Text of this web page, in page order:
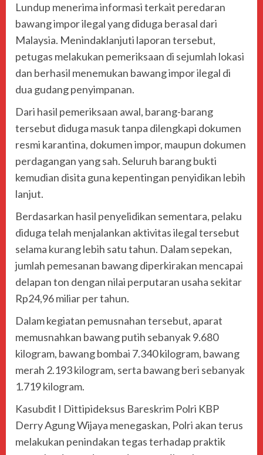
Lundup menerima informasi terkait peredaran
bawang impor ilegal yang diduga berasal dari
Malaysia. Menindaklanjuti laporan tersebut,
petugas melakukan pemeriksaan di sejumlah lokasi
dan berhasil menemukan bawang impor ilegal di
dua gudang penyimpanan.
Dari hasil pemeriksaan awal, barang-barang
tersebut diduga masuk tanpa dilengkapi dokumen
resmi karantina, dokumen impor, maupun dokumen
perdagangan yang sah. Seluruh barang bukti
kemudian disita guna kepentingan penyidikan lebih
lanjut.
Berdasarkan hasil penyelidikan sementara, pelaku
diduga telah menjalankan aktivitas ilegal tersebut
selama kurang lebih satu tahun. Dalam sepekan,
jumlah pemesanan bawang diperkirakan mencapai
delapan ton dengan nilai perputaran usaha sekitar
Rp24,96 miliar per tahun.
Dalam kegiatan pemusnahan tersebut, aparat
memusnahkan bawang putih sebanyak 9.680
kilogram, bawang bombai 7.340 kilogram, bawang
merah 2.193 kilogram, serta bawang beri sebanyak
1.719 kilogram.
Kasubdit I Dittipideksus Bareskrim Polri KBP
Derry Agung Wijaya menegaskan, Polri akan terus
melakukan penindakan tegas terhadap praktik